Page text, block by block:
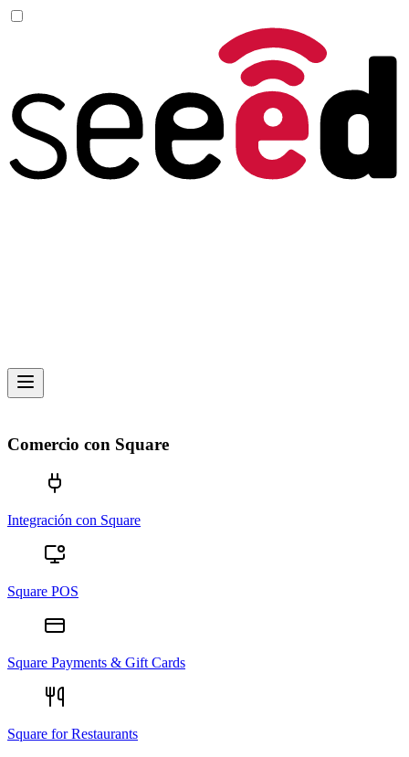
Comercio con Square
Integración con Square
Square POS
Square Payments & Gift Cards
Square for Restaurants